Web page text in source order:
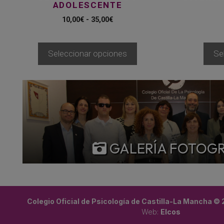
ADOLESCENTE
10,00€ - 35,00€Rango
desde
35,00€
Seleccionar opciones
GALERÍA
Colegio Oficial de Psicología de Castilla-La Mancha ©
Web: Elcos